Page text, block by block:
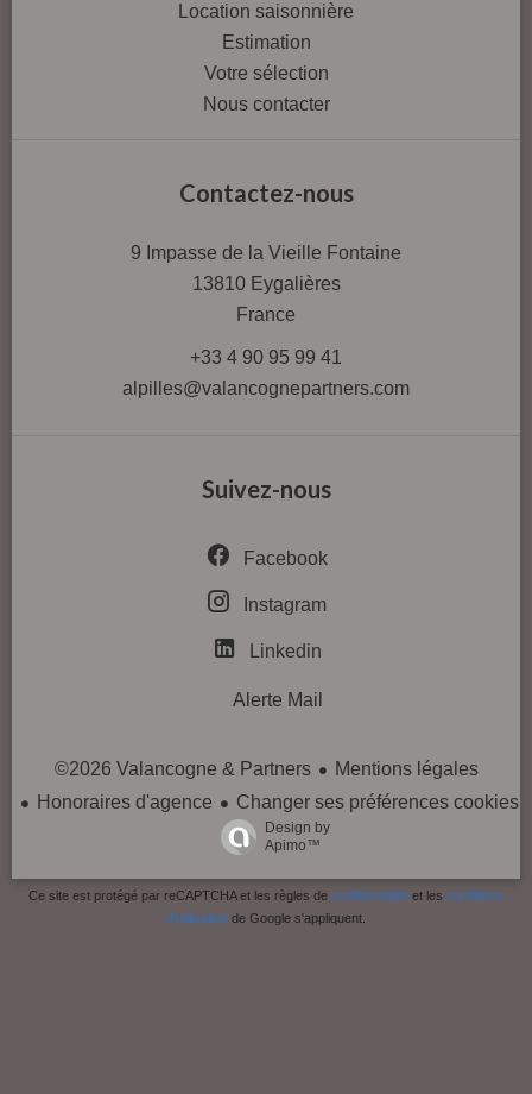
Location saisonnière
Estimation
Votre sélection
Nous contacter
Contactez-nous
9 Impasse de la Vieille Fontaine
13810Eygalières
France
+33 4 90 95 99 41
alpilles@valancognepartners.com
Suivez-nous
Facebook
Instagram
Linkedin
Alerte Mail
©2026 Valancogne & Partners
Mentions légales
Honoraires d'agence
Changer ses préférences cookies
Design by
Apimo™
Ce site est protégé par reCAPTCHA et les règles de confidentialitéet les conditions
d'utilisation de Google s'appliquent.